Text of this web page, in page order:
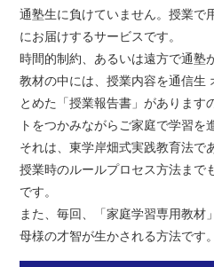
通塾生に負けていません。授業で
にお届けするサービスです。
時間的制約、あるいは遠方で通塾
教材の中には、授業内容を通信生
とめた「授業報告書」があります
トをつかみながらご家庭で学習を
それは、東学岸畑式実践教育法で
授業時のルールプロセス方法まで
です。
また、毎回、「家庭学習専用教材
母様の才智が生かされる方法です。